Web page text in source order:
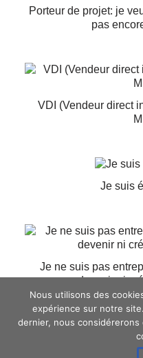
Porteur de projet: je
pas
VDI (Vendeur direct
Je suis
Je ne suis pas
devenir ni
Cliquez ici pour valider >>
Nous utilisons des
expérience sur notre
dernier, nous